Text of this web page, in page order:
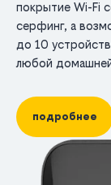
покрытие Wi-Fi
серфинг, а
до 10
любой
подробнее